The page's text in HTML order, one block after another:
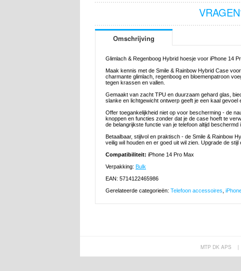
Omschrijving
Glimlach & Regenboog Hybrid hoesje voor iPhone 14
Maak kennis met de Smile & Rainbow Hybrid Case
charmante glimlach, regenboog en bloemenpatroon
tegen krassen en vallen.
Gemaakt van zacht TPU en duurzaam gehard glas,
slanke en lichtgewicht ontwerp geeft je een kaal
Offer toegankelijkheid niet op voor bescherming - de
knoppen en functies zonder dat je de case hoeft te
de belangrijkste functie van je telefoon altijd beschermd
Betaalbaar, stijlvol en praktisch - de Smile & Rainbow
veilig wil houden en er goed uit wil zien. Upgrade de
Compatibiliteit: iPhone 14 Pro Max
Verpakking: Bulk
EAN: 5714122465986
Gerelateerde categorieën: Telefoon accessoires
MTP DK APS |